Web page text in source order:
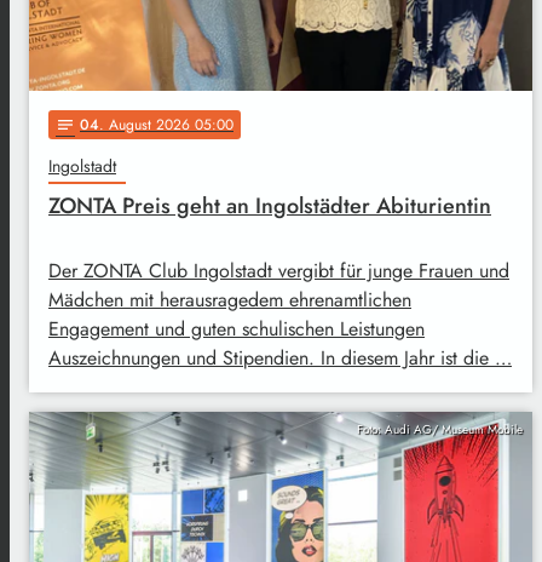
notes 04. August 2026 05:00
Ingolstadt
ZONTA Preis geht an Ingolstädter Abiturientin
Der ZONTA Club Ingolstadt vergibt für junge Frauen und
Mädchen mit herausragedem ehrenamtlichen
Engagement und guten schulischen Leistungen
Auszeichnungen und Stipendien. In diesem Jahr ist die …
Foto: Audi AG/ Museum Mobile